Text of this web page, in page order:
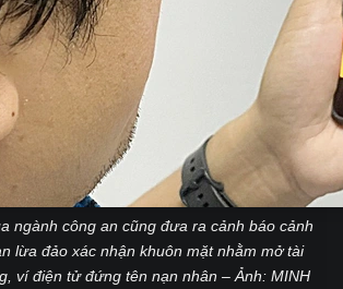
ngành công an cũng đưa ra cảnh báo cảnh
lừa đảo xác nhận khuôn mặt nhằm mở tài
ví điện tử đứng tên nạn nhân – Ảnh: MINH